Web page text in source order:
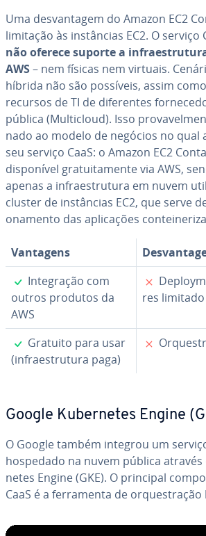
Uma des­van­ta­gem do Amazon EC2
limitação às ins­tân­cias EC2. O serviço
não oferece suporte a
AWS– nem físicas nem virtuais.
híbrida não são possíveis, assim
recursos de TI de di­fe­ren­tes
pública (Mul­ti­cloud). Isso
nado ao modelo de negócios no qual
seu serviço CaaS: o Amazon EC2
dis­po­ní­vel gra­tui­ta­mente via AWS,
apenas a in­fra­es­tru­tura em nuvem
cluster de ins­tân­cias EC2, que serve
o­na­mento das apli­ca­ções
Vantagens
✓
In­te­gra­ção com
outros produtos da
AWS
✗
res limitado
✓
Gratuito para usar
(in­fra­es­tru­tura paga)
✗
Google Ku­ber­ne­tes Engine
O Google também integrou um
hospedado na nuvem pública
ne­tes Engine (GKE). O principal
CaaS é a fer­ra­menta de or­ques­tra­ção